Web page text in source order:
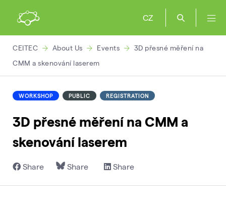
CZ
CEITEC About Us Events
3D přesné měření na
CMM a skenování laserem
WORKSHOP PUBLIC REGISTRATION
3D přesné měření na CMM a
skenování laserem
Share Share Share